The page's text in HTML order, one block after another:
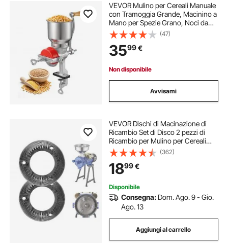
VEVOR Mulino per Cereali Manuale
con Tramoggia Grande, Macinino a
Mano per Spezie Grano, Noci da
Cucina, Montaggio da Tavolo con
Morsetto in Ghisa, Mulino Grano
Mais con Coperchio Antipolvere
(47)
3599€
Non disponibile
Avvisami
VEVOR Dischi di Macinazione di
Ricambio Set di Disco 2 pezzi di
Ricambio per Mulino per Cereali
GM-001 GM-002 GM-003 Piastra
148 x 148 mm in Ghisa di
Macinazione a Secco per Mais
Creali Spezie
(362)
1899€
Disponibile
Consegna: Dom. Ago. 9 - Gio.
Ago. 13
Aggiungi al carrello